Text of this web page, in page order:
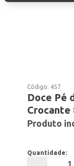
Código: 457
Doce Pé
Crocante
Produto
Quantidade: